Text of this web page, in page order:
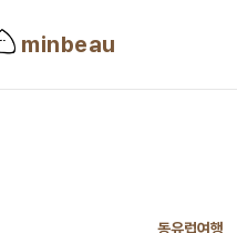
minbeau
동유럽여행